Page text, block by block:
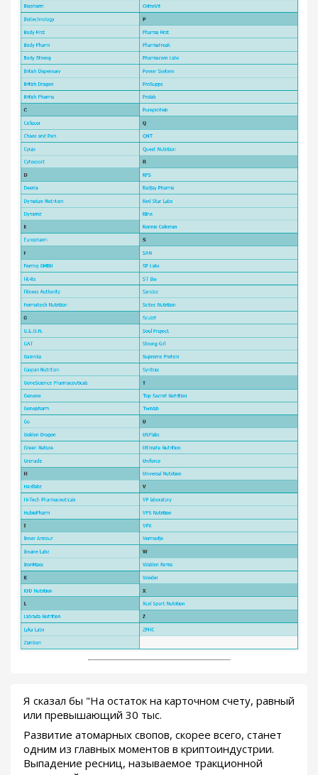
Я сказал бы "На остаток на карточном счету, равный
или превышающий 30 тыс.
Развитие атомарных свопов, скорее всего, станет
одним из главных моментов в криптоиндустрии.
Выпадение ресниц, называемое тракционной